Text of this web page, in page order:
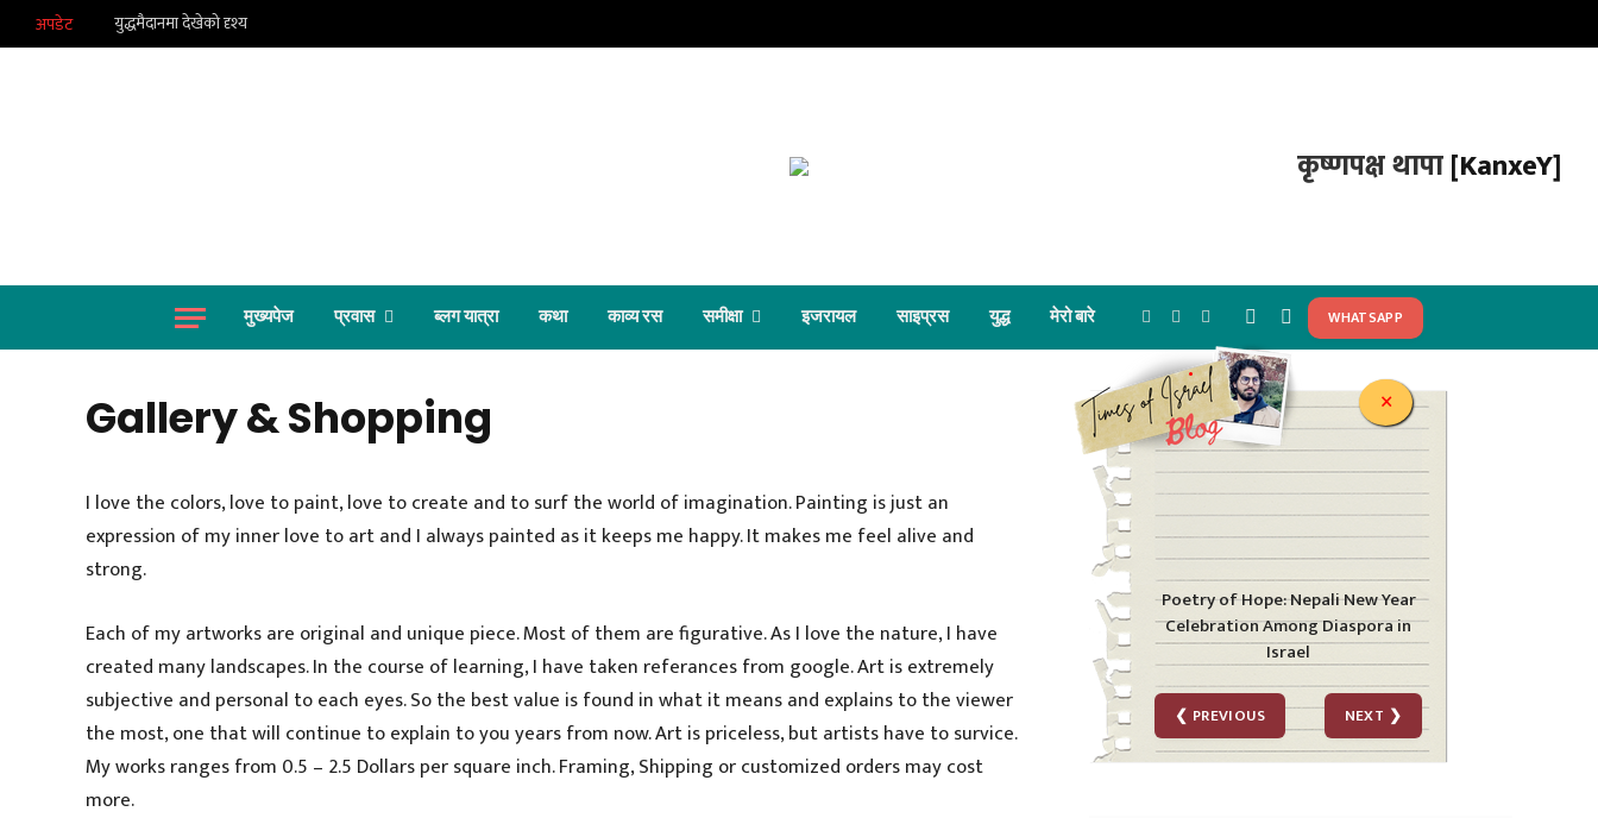
अपडेट युद्धमैदानमा देखेको दृश्य
कृष्णपक्ष थापा[KanxeY]
मुख्यपेज प्रवास ब्लग यात्रा कथा काव्य रस समीक्षा इजरायल साइप्रस युद्ध मेरो बारे Facebook
X
(Twitter)
Instagram WHATSAPP
Gallery & Shopping
I love the colors, love to paint, love to create and to surf the world of imagination. Painting is just an
expression of my inner love to art and I always painted as it keeps me happy. It makes me feel alive and
strong.
Each of my artworks are original and unique piece. Most of them are figurative. As I love the nature, I have
created many landscapes. In the course of learning, I have taken referances from google. Art is extremely
subjective and personal to each eyes. So the best value is found in what it means and explains to the viewer
the most, one that will continue to explain to you years from now. Art is priceless, but artists have to survice.
My works ranges from 0.5 – 2.5 Dollars per square inch. Framing, Shipping or customized orders may cost
more.
.
×
Mental Strain Grows among
Nepali Workers in Israel during
War
❮ PREVIOUS NEXT ❯